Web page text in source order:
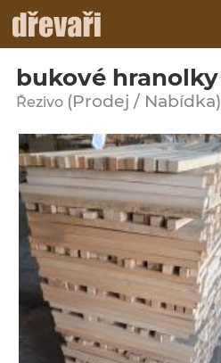
bukové hranolky
Řezivo (Prodej / Nabídka)